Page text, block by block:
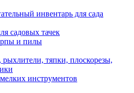
инвентарь для сада
садовых тачек
и пилы
тяпки, плоскорезы,
инструментов